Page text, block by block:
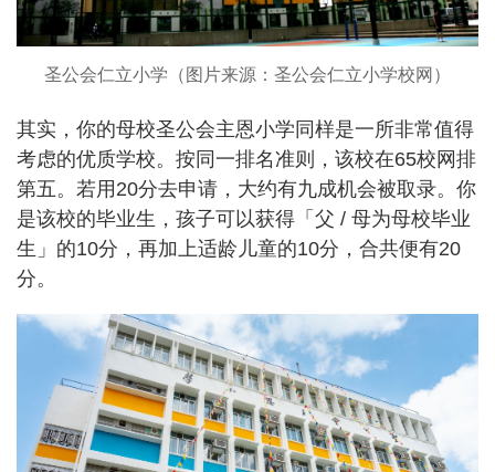
圣公会仁立小学（图片来源：圣公会仁立小学校网）
其实，你的母校圣公会主恩小学同样是一所非常值得
考虑的优质学校。按同一排名准则，该校在65校网排
第五。若用20分去申请，大约有九成机会被取录。你
是该校的毕业生，孩子可以获得「父 / 母为母校毕业
生」的10分，再加上适龄儿童的10分，合共便有20
分。